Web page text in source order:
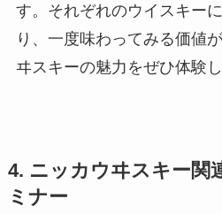
す。それぞれのウイスキー
り、一度味わってみる価値
ヰスキーの魅力をぜひ体験
4. ニッカウヰスキー関
ミナー